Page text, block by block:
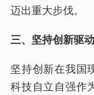
迈出重大步伐。
三、坚持创新驱
坚持创新在我国
科技自立自强作